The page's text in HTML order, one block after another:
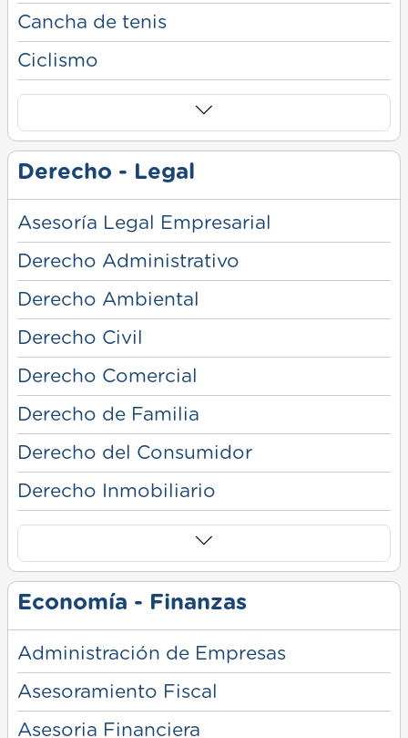
Cancha de tenis
Ciclismo
Derecho - Legal
Asesoría Legal Empresarial
Derecho Administrativo
Derecho Ambiental
Derecho Civil
Derecho Comercial
Derecho de Familia
Derecho del Consumidor
Derecho Inmobiliario
Economía - Finanzas
Administración de Empresas
Asesoramiento Fiscal
Asesoria Financiera